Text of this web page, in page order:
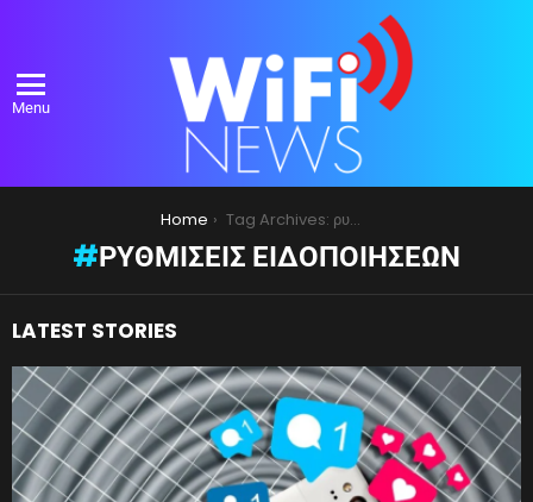
Menu
Home Tag Archives: ρυθμίσεις ειδοποιήσεων
ΡΥΘΜΊΣΕΙΣ ΕΙΔΟΠΟΙΉΣΕΩΝ
LATEST STORIES